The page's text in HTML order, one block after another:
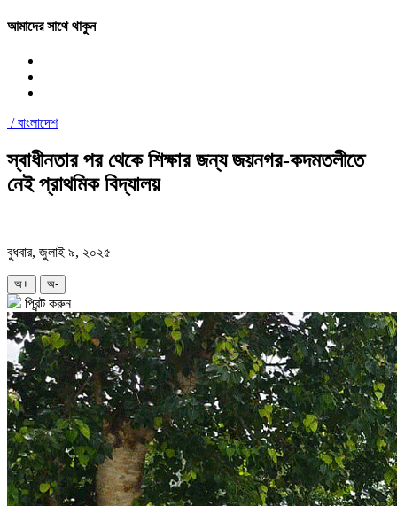
আমাদের সাথে থাকুন
/বাংলাদেশ
স্বাধীনতার পর থেকে শিক্ষার জন্য জয়নগর-কদমতলীতে
নেই প্রাথমিক বিদ্যালয়
বুধবার, জুলাই ৯, ২০২৫
অ+ অ-
প্রিন্ট করুন